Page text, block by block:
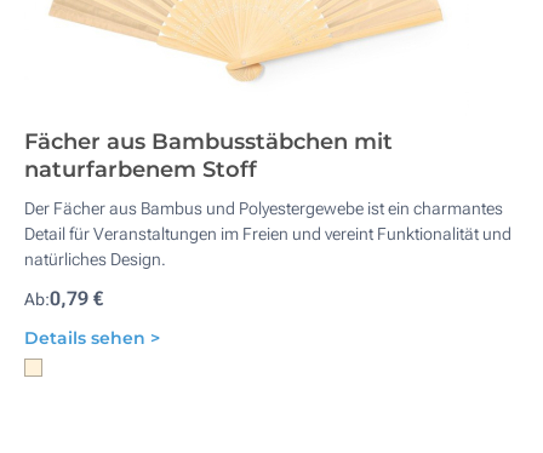
Fächer aus Bambusstäbchen mit
naturfarbenem Stoff
Der Fächer aus Bambus und Polyestergewebe ist ein charmantes
Detail für Veranstaltungen im Freien und vereint Funktionalität und
natürliches Design.
Ab:0,79 €
Details sehen >